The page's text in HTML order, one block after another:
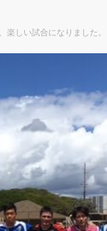
楽しい試合になりました。